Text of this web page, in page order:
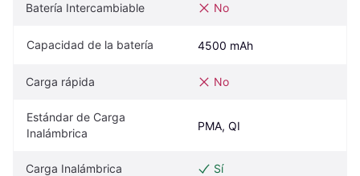
Batería Intercambiable No
Capacidad de la batería 4500 mAh
Carga rápida No
Estándar de Carga
Inalámbrica
PMA, QI
Carga Inalámbrica Sí